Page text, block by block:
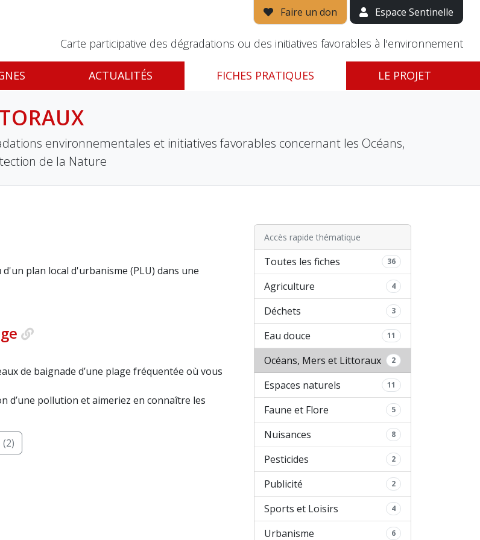
Faire un don Espace Sentinelle
Carte participative des dégradations ou des initiatives favorables à l'environnement
ACTUALITÉS FICHES PRATIQUES LE PROJET
environnementales et initiatives favorables concernant les Océans,
de la Nature
plan local d'urbanisme (PLU) dans une
de baignade d’une plage fréquentée où vous
d’une pollution et aimeriez en connaître les
Accès rapide thématique
Toutes les fiches 36
Agriculture 4
Déchets 3
Eau douce 11
Océans, Mers et Littoraux 2
Espaces naturels 11
Faune et Flore 5
Nuisances 8
Pesticides 2
Publicité 2
Sports et Loisirs 4
Urbanisme 6